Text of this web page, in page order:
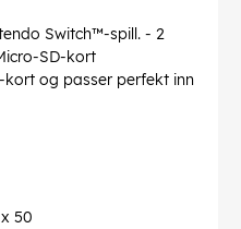
Switch™-spill. - 2
SD-kort
kort og passer perfekt inn
50